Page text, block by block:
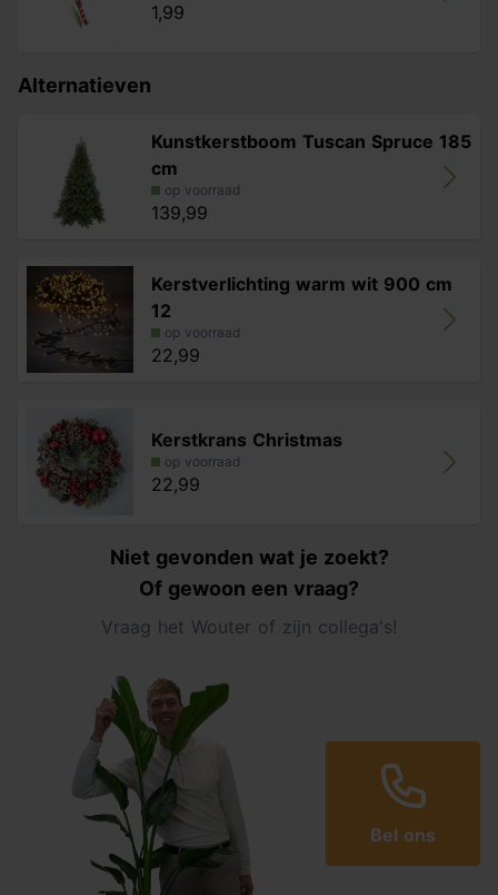
1,99
Alternatieven
Kunstkerstboom Tuscan Spruce 185
cm
op voorraad
139,99
Kerstverlichting warm wit 900 cm
12
op voorraad
22,99
Kerstkrans Christmas
op voorraad
22,99
Niet gevonden wat je zoekt?
Of gewoon een vraag?
Vraag het Wouter of zijn collega's!
Bel ons